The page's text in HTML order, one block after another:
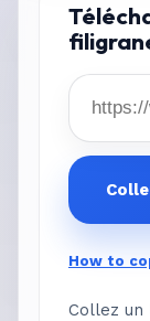
Tarifs
Canal avec
How to
Collez un